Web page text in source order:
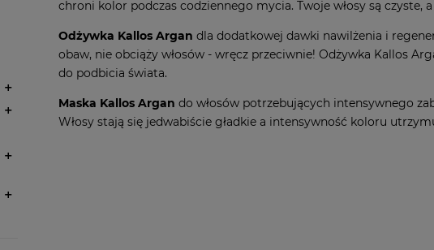
chroni kolor podczas codziennego mycia. Twoje włosy są czyste,
Odżywka Kallos Argan dla dodatkowej dawki nawilżenia i
obaw, nie obciąży włosów - wręcz przeciwnie! Odżywka Kallos
do podbicia świata.
Maska Kallos Argan do włosów potrzebujących intensywnego
Włosy stają się jedwabiście gładkie a intensywność koloru